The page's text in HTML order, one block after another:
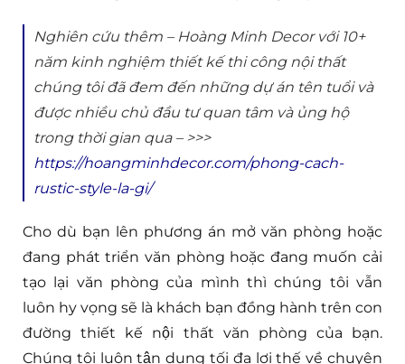
Nghiên cứu thêm – Hoàng Minh Decor với 10+
năm kinh nghiệm thiết kế thi công nội thất
chúng tôi đã đem đến những dự án tên tuổi và
được nhiều chủ đầu tư quan tâm và ủng hộ
trong thời gian qua – >>>
https://hoangminhdecor.com/phong-cach-
rustic-style-la-gi/
Cho dù bạn lên phương án mở văn phòng hoặc
đang phát triển văn phòng hoặc đang muốn cải
tạo lại văn phòng của mình thì chúng tôi vẫn
luôn hy vọng sẽ là khách bạn đồng hành trên con
đường thiết kế nội thất văn phòng của bạn.
Chúng tôi luôn tận dụng tối đa lợi thế về chuyên